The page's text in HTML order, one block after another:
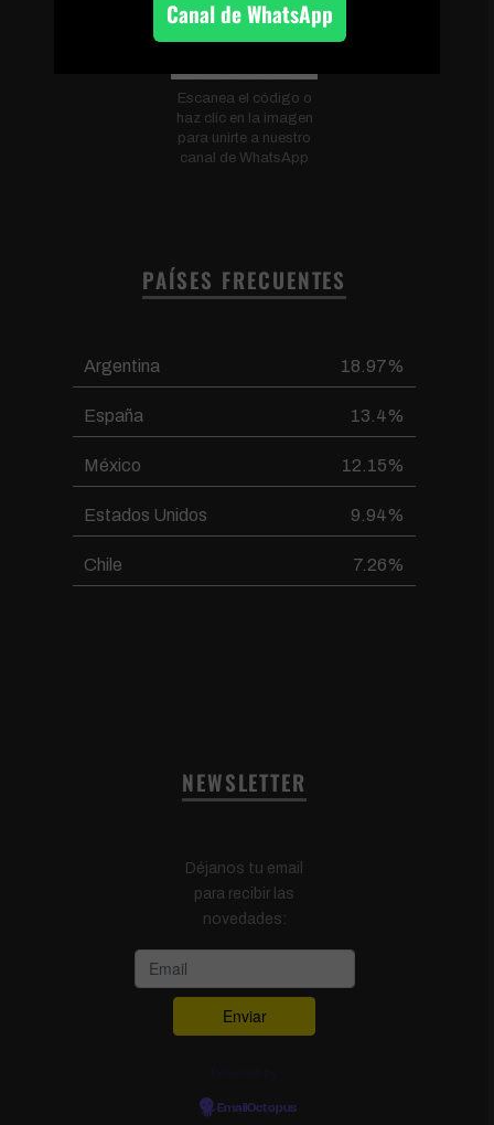
Escanea el código o
haz clic en la imagen
para unirte a nuestro
canal de WhatsApp
PAÍSES FRECUENTES
Argentina 18.97%
España 13.4%
México 12.15%
Estados Unidos 9.94%
Chile 7.26%
NEWSLETTER
Déjanos tu email
para recibir las
novedades:
EmailOctopus
Canal de WhatsApp